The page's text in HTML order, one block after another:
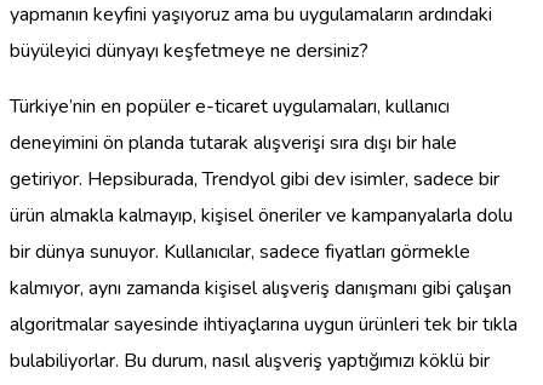
yapmanın keyfini yaşıyoruz ama bu uygulamaların ardındaki
büyüleyici dünyayı keşfetmeye ne dersiniz?
Türkiye’nin en popüler e-ticaret uygulamaları, kullanıcı
deneyimini ön planda tutarak alışverişi sıra dışı bir hale
getiriyor. Hepsiburada, Trendyol gibi dev isimler, sadece bir
ürün almakla kalmayıp, kişisel öneriler ve kampanyalarla dolu
bir dünya sunuyor. Kullanıcılar, sadece fiyatları görmekle
kalmıyor, aynı zamanda kişisel alışveriş danışmanı gibi çalışan
algoritmalar sayesinde ihtiyaçlarına uygun ürünleri tek bir tıkla
bulabiliyorlar. Bu durum, nasıl alışveriş yaptığımızı köklü bir